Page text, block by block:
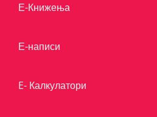
Е-Книжења
Е-написи
E- Калкулатори